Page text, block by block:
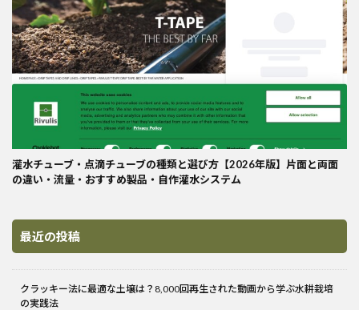
灌水チューブ・点滴チューブの種類と選び方【2026年版】片面と両面
の違い・流量・おすすめ製品・自作灌水システム
最近の投稿
クラッキー法に最適な土壌は？8,000回再生された動画から学ぶ水耕栽培
の実践法